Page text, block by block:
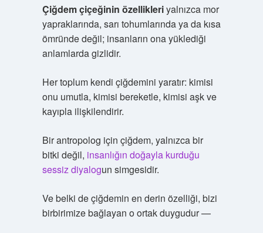
Çiğdem çiçeğinin özellikleriyalnızca mor
yapraklarında, sarı tohumlarında ya da kısa
ömründe değil; insanların ona yüklediği
anlamlarda gizlidir.
Her toplum kendi çiğdemini yaratır: kimisi
onu umutla, kimisi bereketle, kimisi aşk ve
kayıpla ilişkilendirir.
Bir antropolog için çiğdem, yalnızca bir
bitki değil, insanlığın doğayla kurduğu
sessiz diyalogun simgesidir.
Ve belki de çiğdemin en derin özelliği, bizi
birbirimize bağlayan o ortak duygudur —